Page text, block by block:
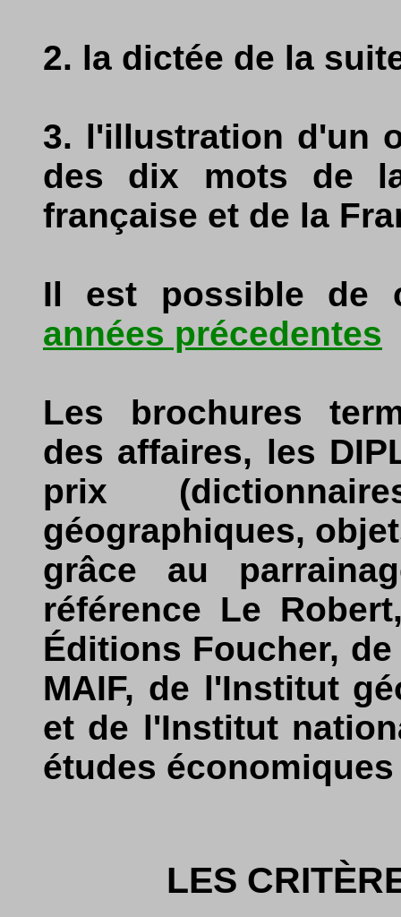
2. la dictée de la
3. l'illustration d'un
des dix mots de
française et de la
Il est possible de
années précedentes
Les brochures
des affaires, les
prix
géographiques,
grâce au
référence Le
Éditions Foucher,
MAIF, de l'Institut
et de l'Institut
études économiques
LES